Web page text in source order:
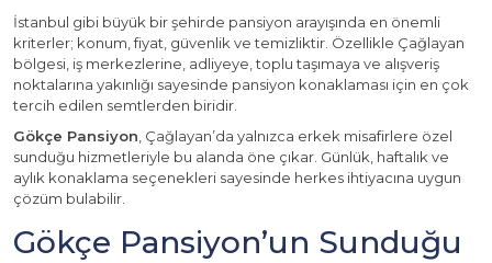
İstanbul gibi büyük bir şehirde pansiyon arayışında en önemli
kriterler; konum, fiyat, güvenlik ve temizliktir. Özellikle Çağlayan
bölgesi, iş merkezlerine, adliyeye, toplu taşımaya ve alışveriş
noktalarına yakınlığı sayesinde pansiyon konaklaması için en çok
tercih edilen semtlerden biridir.
Gökçe Pansiyon , Çağlayan’da yalnızca erkek misafirlere özel
sunduğu hizmetleriyle bu alanda öne çıkar. Günlük, haftalık ve
aylık konaklama seçenekleri sayesinde herkes ihtiyacına uygun
çözüm bulabilir.
Gökçe Pansiyon’un Sunduğu